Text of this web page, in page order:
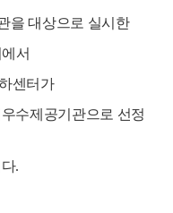
을 대상으로 실시한
서
센터가
수제공기관으로 선정
.